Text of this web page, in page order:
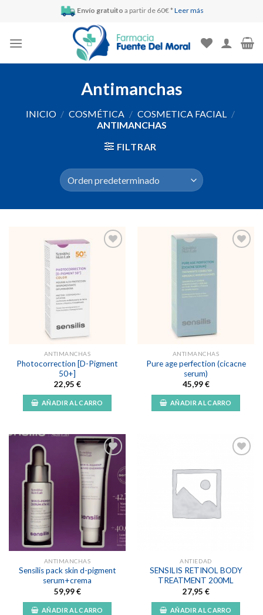
Envío gratuito a partir de 60€ * Leer más
Antimanchas
INICIO / COSMÉTICA / COSMETICA FACIAL /
ANTIMANCHAS
FILTRAR
ANTIMANCHAS
Photocorrection [D-Pigment
50+]
22,95 €
AÑADIR AL CARRO
ANTIMANCHAS
Pure age perfection (cicacne
serum)
45,99€
AÑADIR AL CARRO
Añadir
lista de
deseos
ANTIMANCHAS
Sensilis pack skin d-pigment
serum+crema
59,99€
AÑADIR AL CARRO
ANTIEDAD
SENSILIS RETINOL BODY
TREATMENT 200ML
27,95 €
AÑADIR AL CARRO